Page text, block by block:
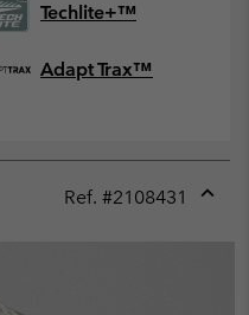
Techlite+™
Adapt Trax™
Ref. #2108431